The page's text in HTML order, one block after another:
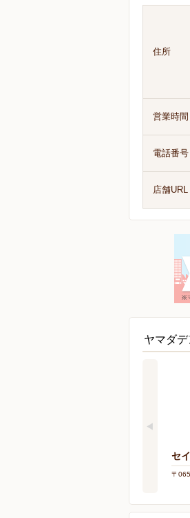
住所
営業時間
電話番号
店舗URL
ヤマダ
セ
〒